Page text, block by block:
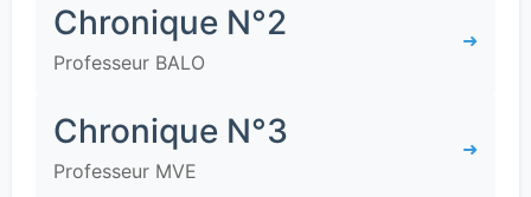
Chronique N°2
Professeur BALO
➜
Chronique N°3
Professeur MVE
➜